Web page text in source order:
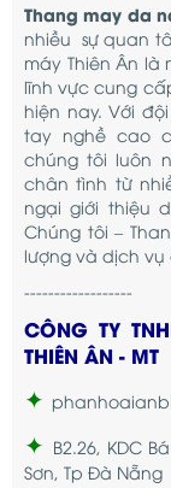
Thang may da
nhiều sự quan
máy Thiên Ân
lĩnh vực cung
hiện nay. Với
tay nghề cao
chúng tôi luôn
chân tình từ
ngại giới thiệu
Chúng tôi –
lượng và dịch
------------------
CÔNG TY
THIÊN ÂN - MT
✦
✦ B2.26, KDC
Sơn, Tp Đà Nẵng